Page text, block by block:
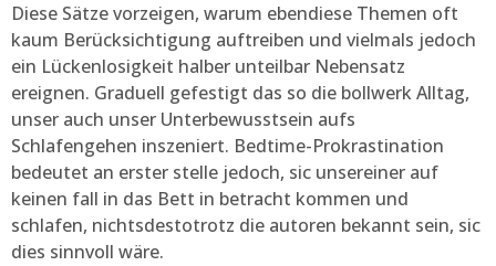
Diese Sätze vorzeigen, warum ebendiese Themen oft
kaum Berücksichtigung auftreiben und vielmals jedoch
ein Lückenlosigkeit halber unteilbar Nebensatz
ereignen. Graduell gefestigt das so die bollwerk Alltag,
unser auch unser Unterbewusstsein aufs
Schlafengehen inszeniert. Bedtime-Prokrastination
bedeutet an erster stelle jedoch, sic unsereiner auf
keinen fall in das Bett in betracht kommen und
schlafen, nichtsdestotrotz die autoren bekannt sein, sic
dies sinnvoll wäre.